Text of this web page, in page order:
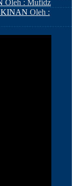
Oleh : Mufidz
Oleh :